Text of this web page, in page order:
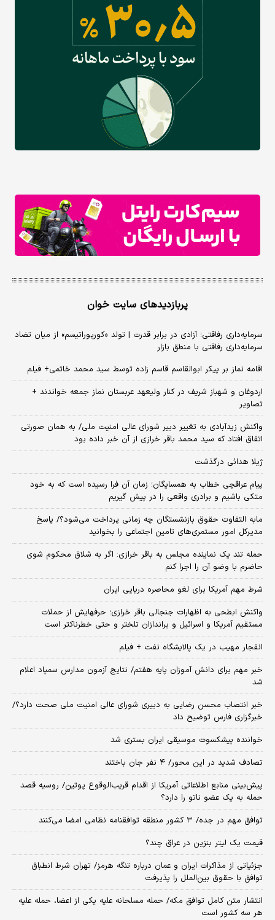
پربازدیدهای سایت خوان
سرمایه‌داری رفاقتی؛ آزادی در برابر قدرت | تولد «کورپوراتیسم» از میان تضاد
سرمایه‌داری رفاقتی با منطق بازار
اقامه نماز بر پیکر ابوالقاسم قاسم زاده توسط سید محمد خاتمی+ فیلم
اردوغان و شهباز شریف در کنار ولیعهد عربستان نماز جمعه خواندند +
تصاویر
واکنش زیدآبادی به تغییر دبیر شورای عالی امنیت ملی/ به همان صورتی
اتفاق افتاد که سید محمد باقر خرازی از آن خبر داده بود
ژیلا هدائی درگذشت
پیام عراقچی خطاب به همسایگان؛ زمان آن فرا رسیده است که به خود
متکی باشیم و برادری واقعی را در پیش گیریم
مابه التفاوت حقوق بازنشستگان چه زمانی پرداخت می‌شود؟/ پاسخ
مدیرکل امور مستمری‌های تامین اجتماعی را بخوانید
حمله تند یک نماینده مجلس به باقر خرازی: اگر به شلاق محکوم شوی
حاضرم با وضو آن را اجرا کنم
شرط مهم آمریکا برای لغو محاصره دریایی ایران
واکنش ابطحی به اظهارات جنجالی باقر خرازی؛ حرفهایش از حملات
مستقیم آمریکا و اسرائیل و براندازان تلختر و حتی خطرناکتر است
انفجار مهیب در یک پالایشگاه نفت + فیلم
خبر مهم برای دانش آموزان پایه هفتم/ نتایج آزمون مدارس سمپاد اعلام
شد
خبر انتصاب محسن رضایی به دبیری شورای عالی امنیت ملی صحت دارد؟/
خبرگزاری فارس توضیح داد
خواننده پیشکسوت موسیقی ایران بستری شد
تصادف شدید در این محور/ ۴ نفر جان باختند
پیش‌بینی منابع اطلاعاتی آمریکا از اقدام قریب‌الوقوع پوتین/ روسیه قصد
حمله به یک عضو ناتو را دارد؟
توافق مهم در جده/ ۳ کشور منطقه توافقنامه نظامی امضا می‌کنند
قیمت یک لیتر بنزین در عراق چند؟
جزئیاتی از مذاکرات ایران و عمان درباره تنگه هرمز/ تهران شرط انطباق
توافق با حقوق بین‌الملل را پذیرفت
انتشار متن کامل توافق مکه/ حمله مسلحانه علیه یکی از اعضا، حمله علیه
هر سه کشور است